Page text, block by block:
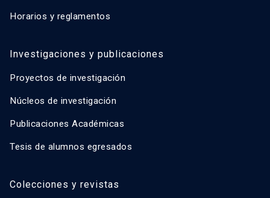
Horarios y reglamentos
Investigaciones y publicaciones
Proyectos de investigación
Núcleos de investigación
Publicaciones Académicas
Tesis de alumnos egresados
Colecciones y revistas